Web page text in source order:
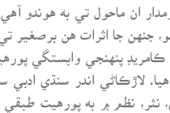
ان ماحول تي به هوندو
جا اثرات هن برصغير تي
پنهنجي وابستگي
لاڙڪاڻي اندر سنڌي